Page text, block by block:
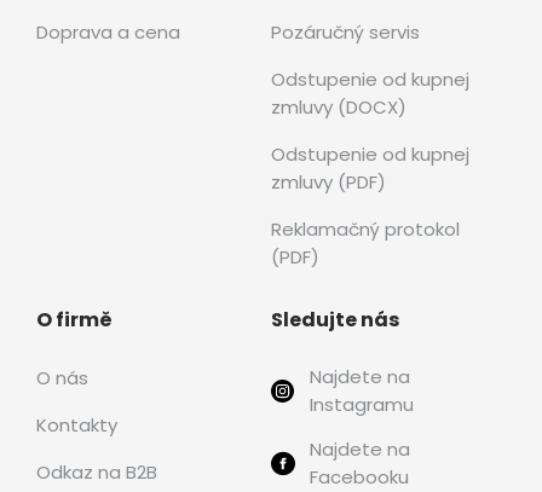
Doprava a cena
Pozáručný servis
Odstupenie od kupnej
zmluvy (DOCX)
Odstupenie od kupnej
zmluvy (PDF)
Reklamačný protokol
(PDF)
O firmě
O nás
Kontakty
Odkaz na B2B
Sledujte nás
Najdete na
Instagramu
Najdete na
Facebooku